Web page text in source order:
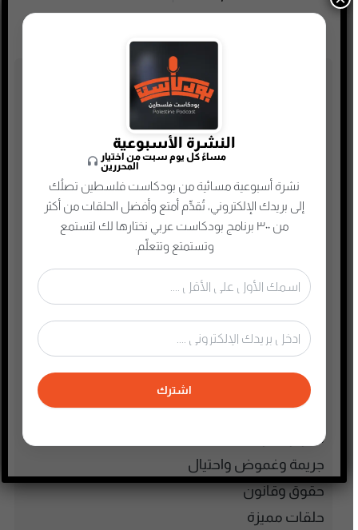
تصنيفات البودكاست
إدارة وتسويق
اجتماعي وحواري
التجارة الإلكترونية
الذاكرة الشعبية الفلسطينية
الذكاء الإصطناعي
الطفل والحياة الأسرية
تاريخ فلسطين
تعليم وثقافة
تكنولوجيا وتقنية
جريمة وغموض واحتيال
حقوق وقانون
حلقات مميزة
النشرة الأسبوعية
مساءً كل يوم سبت من اختيار
المحررين
نشرة أسبوعية مسائية من بودكاست فلسطين تصلُك
إلى بريدك الإلكتروني، تُقدِّم أمتع وأفضل الحلقات من أكثر
من ٣٠٠ برنامج بودكاست عربي نختارها لك لتستمع
وتستمتع وتتعلّم.
اشترك